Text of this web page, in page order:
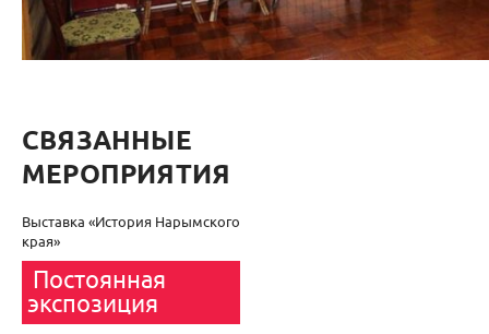
СВЯЗАННЫЕ
МЕРОПРИЯТИЯ
Выставка «История Нарымского
края»
Постоянная
экспозиция